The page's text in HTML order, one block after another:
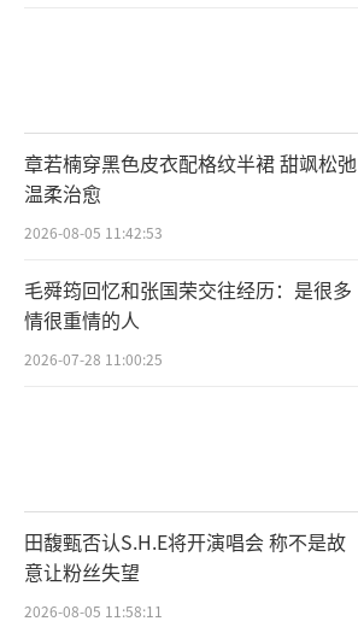
章若楠穿黑色皮衣配格纹半裙 甜飒松弛
温柔治愈
2026-08-05 11:42:53
毛舜筠回忆和张国荣交往经历：是很多
情很重情的人
2026-07-28 11:00:25
田馥甄否认S.H.E将开演唱会 称不是故
意让粉丝失望
2026-08-05 11:58:11